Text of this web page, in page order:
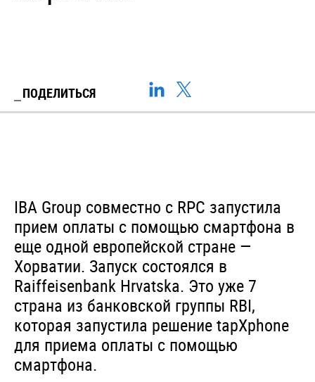
ПОДЕЛИТЬСЯ
IBA Group совместно с RPC запустила
прием оплаты с помощью смартфона в
еще одной европейской стране —
Хорватии. Запуск состоялся в
Raiffeisenbank Hrvatska. Это уже 7
страна из банковской группы RBI,
которая запустила решение tapXphone
для приема оплаты с помощью
смартфона.